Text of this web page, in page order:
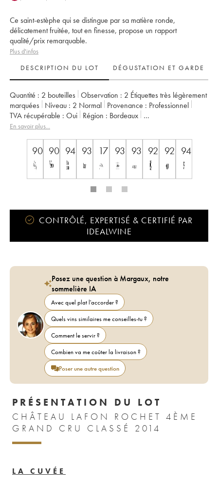
Ce saint-estèphe qui se distingue par sa matière ronde,
délicatement fruitée, tout en finesse, propose un rapport
qualité/prix remarquable.
Plus d'infos
DESCRIPTION DU LOT
DÉGUSTATION ET GARDE
Quantité : 2 bouteilles Observation : 2 Étiquettes très légèrement
marquées
Niveau : 2 Normal Provenance :
professionnel
TVA récupérable :
oui Région :
Bordeaux
Appellation :
Propriétaire :
Basile Tesseron
En savoir plus...
90 90 94 93 17 93 93 92 92 94
CONTRÔLÉ, EXPERTISÉ & CERTIFIÉ PAR
IDEALWINE
Posez une question à Margaux, notre
sommelière IA
Avec quel plat l'accorder ?
Quels vins similaires me conseilles-tu ?
Comment le servir ?
Combien va me coûter la livraison ?
Poser une autre question
PRÉSENTATION DU LOT
CHÂTEAU LAFON ROCHET 4ÈME
GRAND CRU CLASSÉ 2014
LA CUVÉE